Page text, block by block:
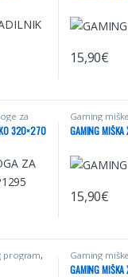
15,90€
za
gaming,
320×270
Gaming
Računalništvo
GAMING
15,90€
program, Gaming miške
Računalništvo
GAMING MIŠKA